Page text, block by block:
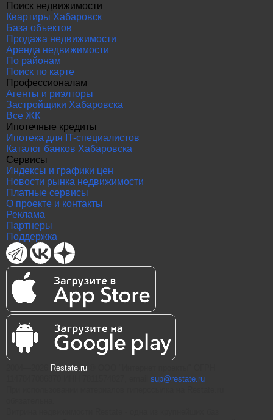
Поиск недвижимости
Квартиры Хабаровск
База объектов
Продажа недвижимости
Аренда недвижимости
По районам
Поиск по карте
Профессионалам
Агенты и риэлторы
Застройщики Хабаровска
Все ЖК
Ипотечные кредиты
Ипотека для IT-специалистов
Каталог банков Хабаровска
Сервисы
Индексы и графики цен
Новости рынка недвижимости
Платные сервисы
О проекте и контакты
Реклама
Партнеры
Поддержка
Restate.ru
sup@restate.ru